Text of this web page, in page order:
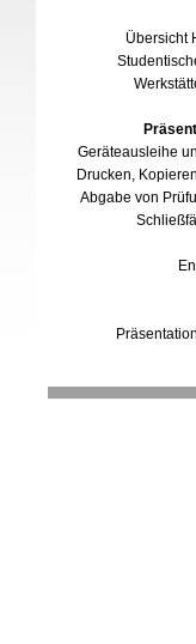
Übersicht
Geräteausleihe
Drucken,
Abgabe von